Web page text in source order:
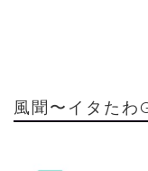
風聞〜イタたわ